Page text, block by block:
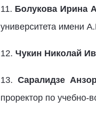
11. Болукова Ирина
университета имени
12. Чукин Николай
13. Саралидзе
проректор по учебно-